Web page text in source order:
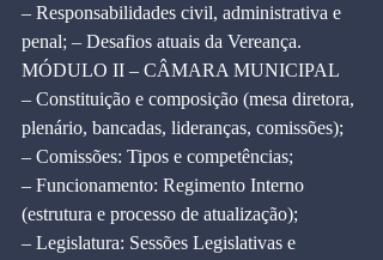
– Responsabilidades civil, administrativa e
penal; – Desafios atuais da Vereança.
MÓDULO II – CÂMARA MUNICIPAL
– Constituição e composição (mesa diretora,
plenário, bancadas, lideranças, comissões);
– Comissões: Tipos e competências;
– Funcionamento: Regimento Interno
(estrutura e processo de atualização);
– Legislatura: Sessões Legislativas e